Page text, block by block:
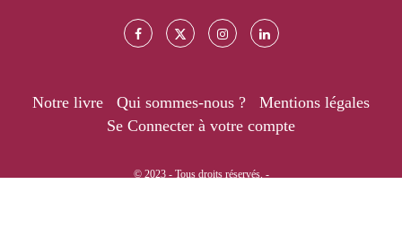
Notre livre Qui sommes-nous ?
Mentions légales
Se Connecter à votre compte
© 2023 - Tous droits réservés. -